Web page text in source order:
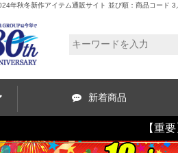
年秋冬新作アイテム通販サイト 並び順：商品コード 3
新着商品
【重